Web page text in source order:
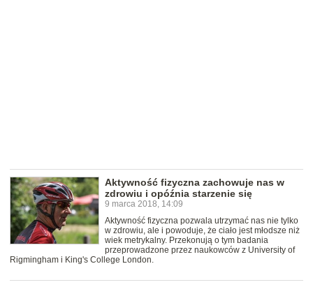
Aktywność fizyczna zachowuje nas w
zdrowiu i opóźnia starzenie się
9 marca 2018, 14:09
Aktywność fizyczna pozwala utrzymać nas nie tylko
w zdrowiu, ale i powoduje, że ciało jest młodsze niż
wiek metrykalny. Przekonują o tym badania
przeprowadzone przez naukowców z University of
Rigmingham i King's College London.